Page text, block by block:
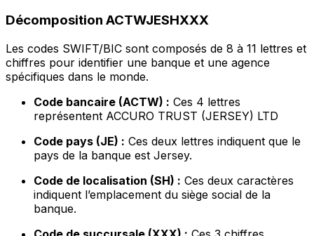
Décomposition ACTWJESHXXX
Les codes SWIFT/BIC sont composés de 8 à 11 lettres et
chiffres pour identifier une banque et une agence
spécifiques dans le monde.
Code bancaire (ACTW) : Ces 4 lettres
représentent ACCURO TRUST (JERSEY) LTD
Code pays (JE) : Ces deux lettres indiquent que le
pays de la banque est Jersey.
Code de localisation (SH) : Ces deux caractères
indiquent l’emplacement du siège social de la
banque.